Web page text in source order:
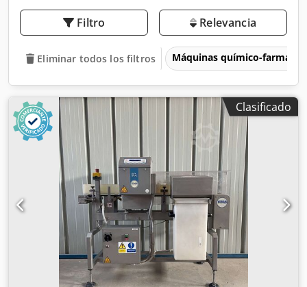
Filtro Relevancia
Eliminar todos los filtros Máquinas químico-
Clasificado